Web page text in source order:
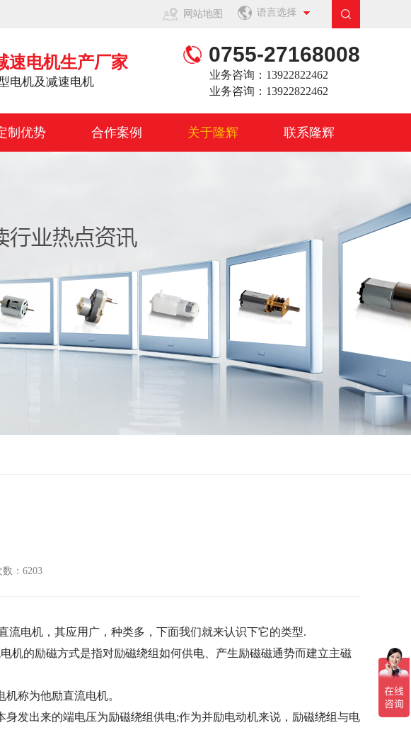
网站地图 语言选择
速电机生产厂家
电机及减速电机
0755-27168008
业务咨询：13922822462
业务咨询：13922822462
制优势 合作案例 关于隆辉 联系隆辉
：6203
电机，其应用广，种类多，下面我们就来认识下它的类型.
的励磁方式是指对励磁绕组如何供电、产生励磁磁通势而建立主磁
称为他励直流电机。
发出来的端电压为励磁绕组供电;作为并励电动机来说，励磁绕组与电